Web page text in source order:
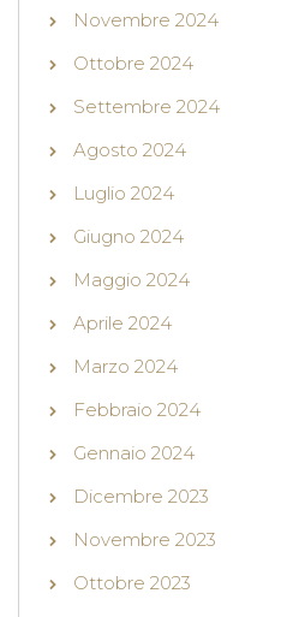
Novembre 2024
Ottobre 2024
Settembre 2024
Agosto 2024
Luglio 2024
Giugno 2024
Maggio 2024
Aprile 2024
Marzo 2024
Febbraio 2024
Gennaio 2024
Dicembre 2023
Novembre 2023
Ottobre 2023